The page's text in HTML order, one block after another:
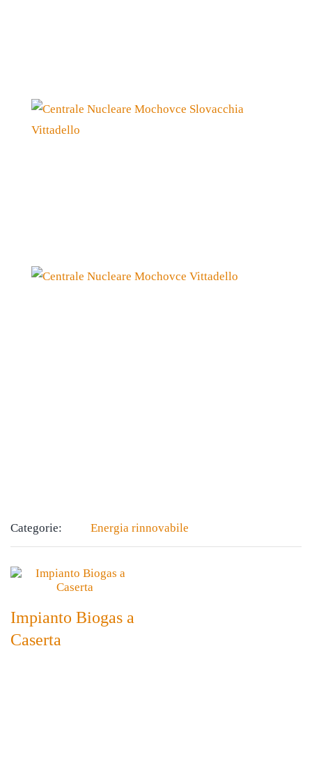
Categorie: Energia rinnovabile
Impianto Biogas a
Caserta